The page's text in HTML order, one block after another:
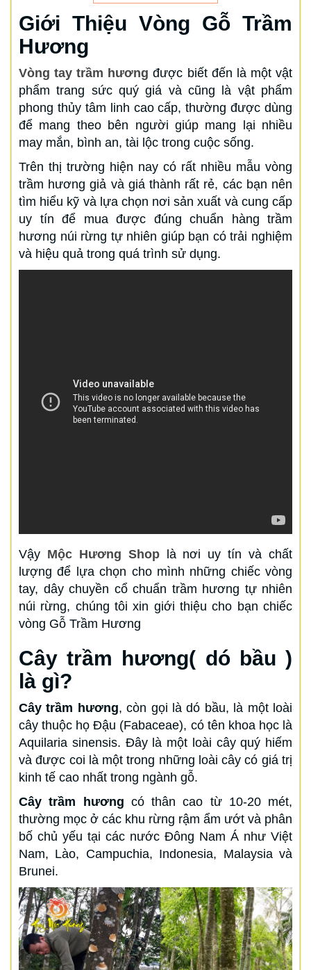
Giới Thiệu Vòng Gỗ Trầm
Hương
Vòng tay trầm hương được biết đến là một vật
phẩm trang sức quý giá và cũng là vật phẩm
phong thủy tâm linh cao cấp, thường được dùng
để mang theo bên người giúp mang lại nhiều
may mắn, bình an, tài lộc trong cuộc sống.
Trên thị trường hiện nay có rất nhiều mẫu vòng
trầm hương giả và giá thành rất rẻ, các bạn nên
tìm hiểu kỹ và lựa chọn nơi sản xuất và cung cấp
uy tín để mua được đúng chuẩn hàng trầm
hương núi rừng tự nhiên giúp bạn có trải nghiệm
và hiệu quả trong quá trình sử dụng.
Vậy Mộc Hương Shoplà nơi uy tín và chất
lượng để lựa chọn cho mình những chiếc vòng
tay, dây chuyền cổ chuẩn trầm hương tự nhiên
núi rừng, chúng tôi xin giới thiệu cho bạn chiếc
vòng Gỗ Trầm Hương
Cây trầm hương( dó bầu )
là gì?
Cây trầm hương, còn gọi là dó bầu, là một loài
cây thuộc họ Đậu (Fabaceae), có tên khoa học là
Aquilaria sinensis. Đây là một loài cây quý hiếm
và được coi là một trong những loài cây có giá trị
kinh tế cao nhất trong ngành gỗ.
Cây trầm hương có thân cao từ 10-20 mét,
thường mọc ở các khu rừng rậm ẩm ướt và phân
bố chủ yếu tại các nước Đông Nam Á như Việt
Nam, Lào, Campuchia, Indonesia, Malaysia và
Brunei.